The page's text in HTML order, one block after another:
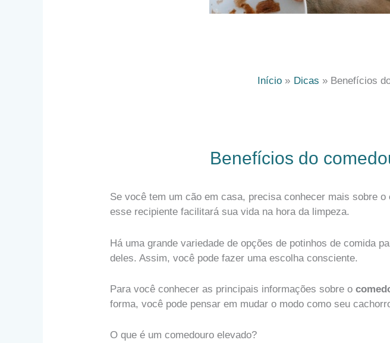
Início Dicas Benefícios
Benefícios do
Se você tem um cão em casa, precisa conhecer mais sobre o
esse recipiente facilitará sua vida na hora da limpeza.
Há uma grande variedade de opções de potinhos de comida
deles. Assim, você pode fazer uma escolha consciente.
Para você conhecer as principais informações sobre o
forma, você pode pensar em mudar o modo como seu
O que é um comedouro elevado?